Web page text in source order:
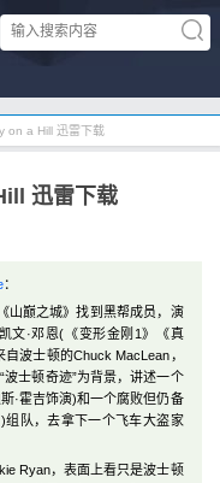
on a Hill 迅雷下载
迅雷下载
：
山巅之城》找到黑帮成员，演
文·邓恩(《变形金刚1》《真
波士顿的Chuck MacLean，
士顿奇迹”为背景，讲述一个
·霍吉饰演)和一个腐败但仍备
组队，去拿下一个飞车大盗家
Ryan，表面上看只是波士顿